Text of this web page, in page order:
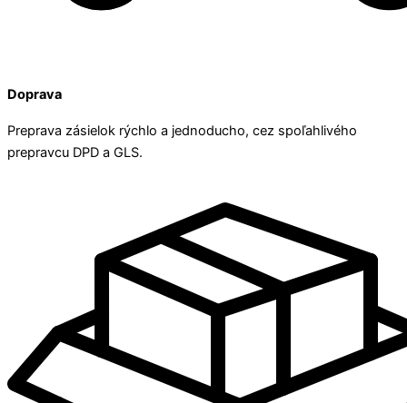
Doprava
Preprava zásielok rýchlo a jednoducho, cez spoľahlivého
prepravcu DPD a GLS.